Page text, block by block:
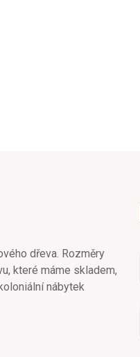
dřeva. Rozměry
které máme skladem,
nábytek